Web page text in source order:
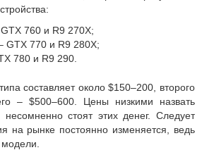
760 и R9 270X;
GTX 770 и R9 280X;
780 и R9 290.
составляет около $150–200, второго
– $500–600. Цены низкими назвать
несомненно стоят этих денег. Следует
на рынке постоянно изменяется, ведь